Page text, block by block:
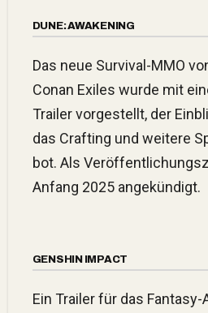
DUNE: AWAKENING
Das neue Survival-MMO von den Machern von
Conan Exiles wurde mit
Trailer vorgestellt, der
das Crafting und weitere
bot. Als
Anfang 2025 angekündigt.
GENSHIN IMPACT
Ein Trailer für das Fantasy-Action-Rollenspiel